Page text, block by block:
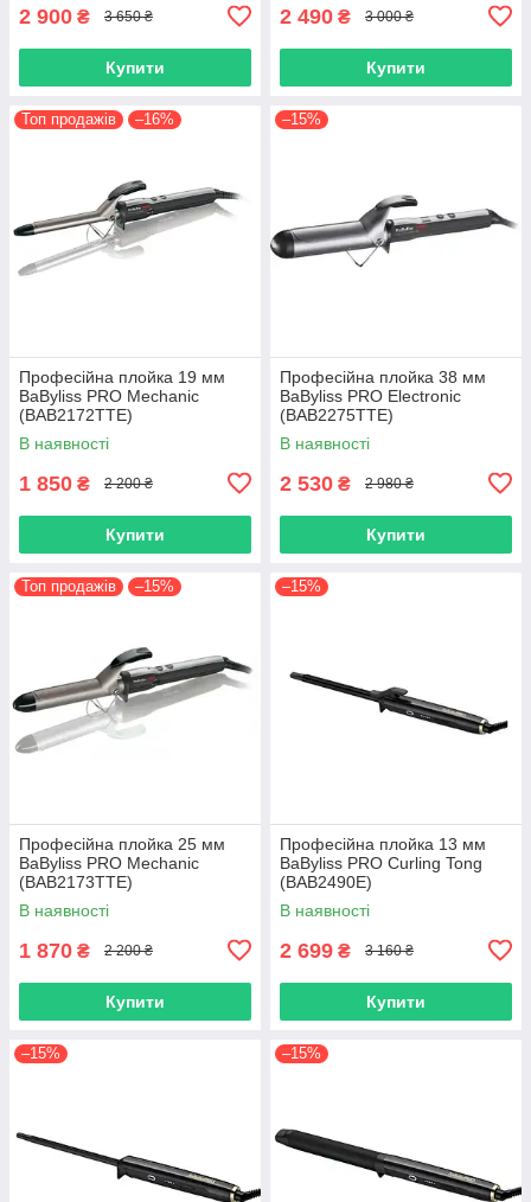
2 900 ₴ 3 650 ₴
Купити
2 490 ₴ 3 000 ₴
Купити
Топ продажів –16%
Професійна плойка 19 мм
BaByliss PRO Mechanic
(BAB2172TTE)
В наявності
1 850 ₴ 2 200 ₴
Купити
–15%
Професійна плойка 38 мм
BaByliss PRO Electronic
(BAB2275TTE)
В наявності
2 530 ₴ 2 980 ₴
Купити
Топ продажів –15%
Професійна плойка 25 мм
BaByliss PRO Mechanic
(BAB2173TTE)
В наявності
1 870 ₴ 2 200 ₴
Купити
–15%
Професійна плойка 13 мм
BaByliss PRO Curling Tong
(BAB2490E)
В наявності
2 699 ₴ 3 160 ₴
Купити
–15% –15%